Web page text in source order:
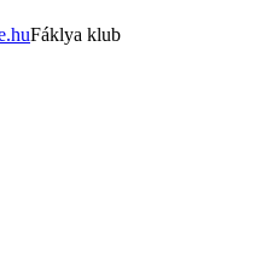
Fáklya klub